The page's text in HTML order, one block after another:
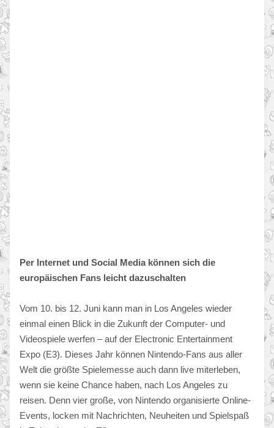
Per Internet und Social Media können sich die
europäischen Fans leicht dazuschalten
Vom 10. bis 12. Juni kann man in Los Angeles wieder
einmal einen Blick in die Zukunft der Computer- und
Videospiele werfen – auf der Electronic Entertainment
Expo (E3). Dieses Jahr können Nintendo-Fans aus aller
Welt die größte Spielemesse auch dann live miterleben,
wenn sie keine Chance haben, nach Los Angeles zu
reisen. Denn vier große, von Nintendo organisierte Online-
Events, locken mit Nachrichten, Neuheiten und Spielspaß